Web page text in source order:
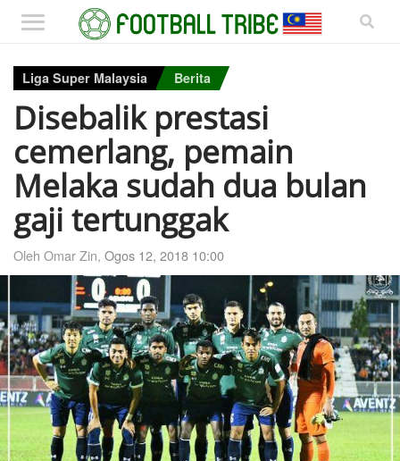
Liga Super Malaysia Berita
Disebalik prestasi
cemerlang, pemain
Melaka sudah dua bulan
gaji tertunggak
Oleh Omar Zin, Ogos 12, 2018 10:00